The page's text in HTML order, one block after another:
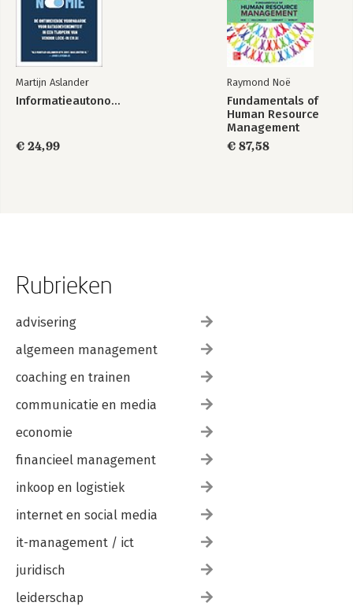
Martijn Aslander
Informatieautonomie
€ 24,99
Raymond Noë
Fundamentals of
Human Resource
Management
€ 87,58
Rubrieken
advisering
algemeen management
coaching en trainen
communicatie en media
economie
financieel management
inkoop en logistiek
internet en social media
it-management / ict
juridisch
leiderschap